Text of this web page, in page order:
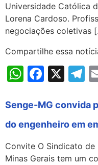
Universidade Católica
Lorena Cardoso.
negociações coletivas
Compartilhe essa
X
Senge-MG convida
do engenheiro em
Convite O Sindicato
Minas Gerais tem um